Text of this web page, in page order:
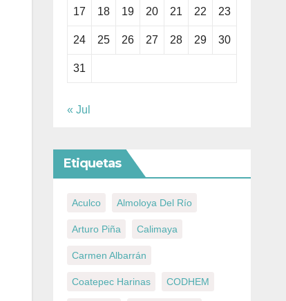
17 18 19 20 21 22 23
24 25 26 27 28 29 30
31
« Jul
Etiquetas
Aculco Almoloya Del Río
Arturo Piña Calimaya
Carmen Albarrán
Coatepec Harinas CODHEM